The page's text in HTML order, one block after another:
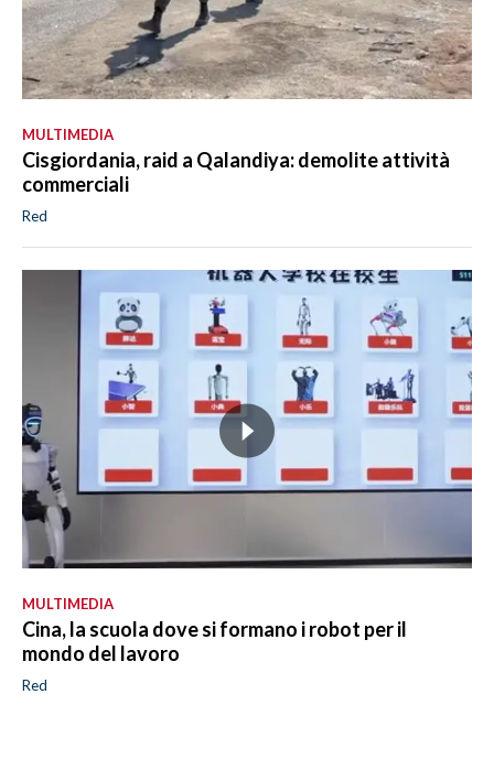
MULTIMEDIA
Cisgiordania, raid a Qalandiya: demolite attività
commerciali
Red
MULTIMEDIA
Cina, la scuola dove si formano i robot per il
mondo del lavoro
Red